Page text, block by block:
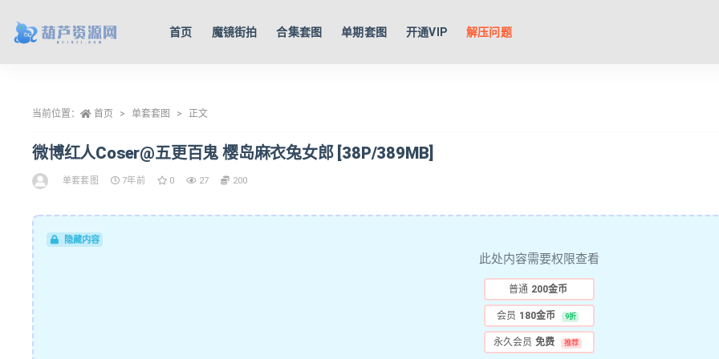
首页 魔镜街拍 合集套图 单期套图 开通VIP 解压问题
当前位置： 首页 单套套图 正文
微博红人Coser@五更百鬼 樱岛麻衣兔女郎 [38P/389MB]
单套套图 7年前 0 27 200
隐藏内容
此处内容需要权限查看
普通 200金币
会员 180金币 9折
永久会员 免费 推荐
全部